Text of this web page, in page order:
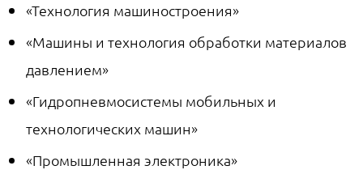
«Технология машиностроения»
«Машины и технология обработки материалов
давлением»
«Гидропневмосистемы мобильных и
технологических машин»
«Промышленная электроника»